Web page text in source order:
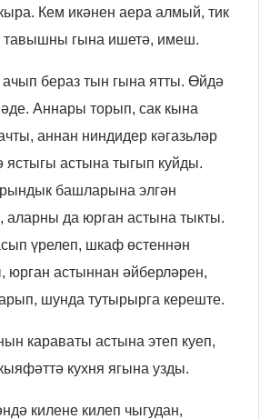
Кем икәнен аера алмый, тик
тавышны гына ишетә, имеш.
ачып бераз тын гына ятты. Өйдә
Аннары торып, сак кына
аннан ниндидер кәгазьләр
ястыгы астына тыгып куйды.
башларына элгән
аларны да юрган астына тыкты.
үрелеп, шкаф өстеннән
юрган астыннан әйберләрен,
шунда тутырырга кереште.
караваты астына этеп куеп,
кухня ягына узды.
килене килеп чыгудан,